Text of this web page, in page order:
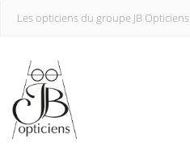
Les opticiens du groupe JB Opticiens